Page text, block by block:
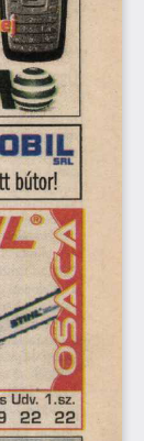
Udv. 1.sz,
22  22